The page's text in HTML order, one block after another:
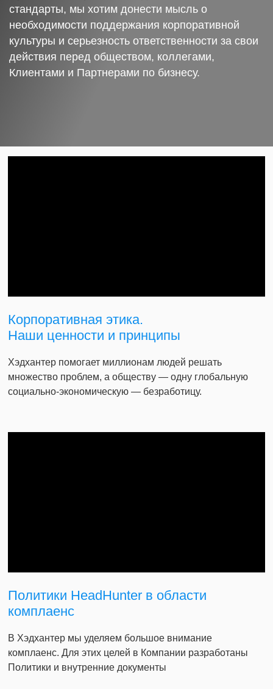
стандарты, мы хотим донести мысль о
необходимости поддержания корпоративной
культуры и серьезность ответственности за свои
действия перед обществом, коллегами,
Клиентами и Партнерами по бизнесу.
Корпоративная этика.
Наши ценности и принципы
Хэдхантер помогает миллионам людей решать
множество проблем, а обществу — одну глобальную
социально-экономическую — безработицу.
Политики HeadHunter в области
комплаенс
В Хэдхантер мы уделяем большое внимание
комплаенс. Для этих целей в Компании разработаны
Политики и внутренние документы